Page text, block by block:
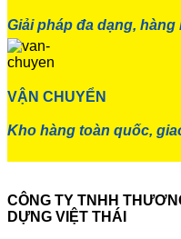
Giải pháp đa dạng, hàng
VẬN CHUYỂN
Kho hàng toàn quốc,
CÔNG TY TNHH
DỰNG VIỆT THÁI